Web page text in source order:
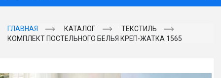
ГЛАВНАЯ КАТАЛОГ
ТЕКСТИЛЬ
КОМПЛЕКТ ПОСТЕЛЬНОГО БЕЛЬЯ КРЕП-ЖАТКА 1565